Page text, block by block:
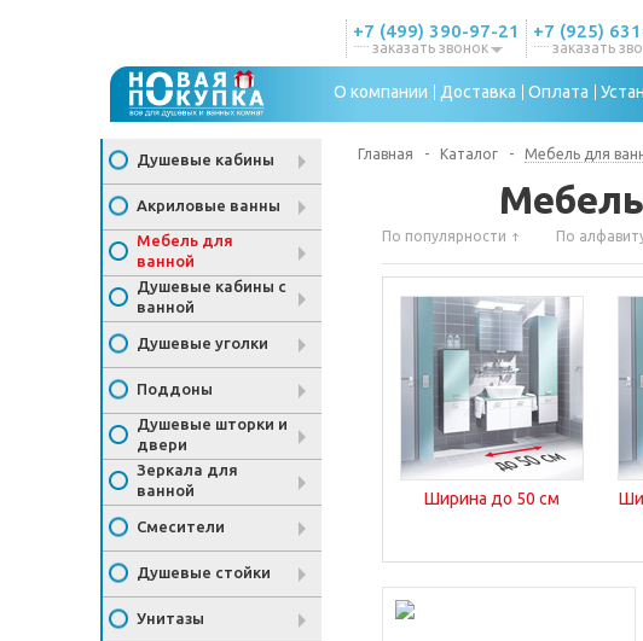
+7 (499) 390-97-21
заказать звонок
+7 (925)
заказать
О компании Доставка Оплата
Душевые кабины
Акриловые ванны
Мебель для
ванной
Душевые кабины с
ванной
Душевые уголки
Поддоны
Душевые шторки и
двери
Зеркала для
ванной
Смесители
Душевые стойки
Унитазы
Главная - Каталог - Мебель для
По популярности По
Ширина до 50 см